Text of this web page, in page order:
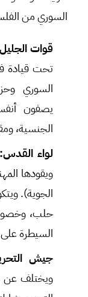
السوري من
قوات
تحت قيادة
السوري
يصفون
الجنسية،
لواء القدس:
ويقودها
الجوية).
حلب،
السيطرة
جيش
ويختلف عن